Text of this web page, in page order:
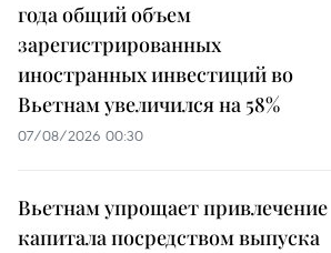
года общий объем
зарегистрированных
иностранных инвестиций во
Вьетнам увеличился на 58%
07/08/2026 00:30
Вьетнам упрощает привлечение
капитала посредством выпуска